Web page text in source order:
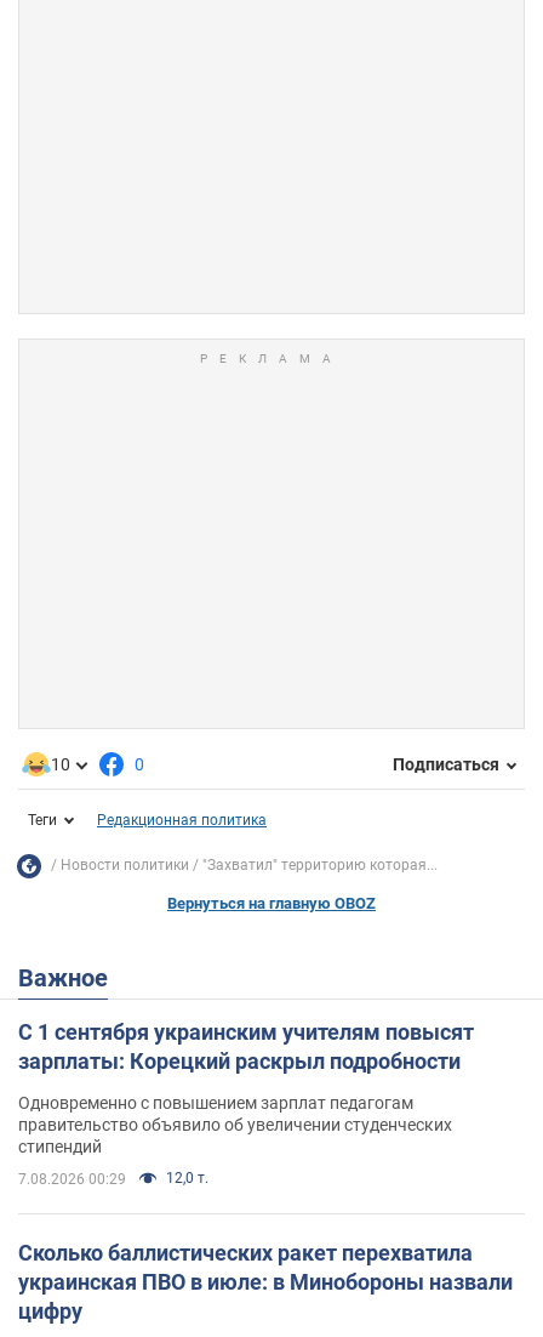
10 0 Подписаться
Теги Редакционная политика
Новости политики "Захватил" территорию которая...
Вернуться на главную OBOZ
Важное
С 1 сентября украинским учителям повысят
зарплаты: Корецкий раскрыл подробности
Одновременно с повышением зарплат педагогам
правительство объявило об увеличении студенческих
стипендий
7.08.2026 00:29 12,0 т.
Сколько баллистических ракет перехватила
украинская ПВО в июле: в Минобороны назвали
цифру